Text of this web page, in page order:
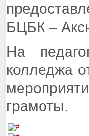
БЦБК –
На
колледжа
грамоты.